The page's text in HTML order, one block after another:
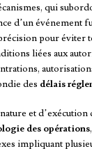
qui
d’un événement
pour éviter
liées aux
des délais
et
des opérations
impliquant